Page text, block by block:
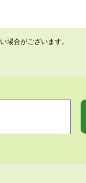
場合がございます。